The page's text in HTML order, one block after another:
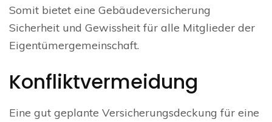
Somit bietet eine Gebäudeversicherung
Sicherheit und Gewissheit für alle Mitglieder der
Eigentümergemeinschaft.
Konfliktvermeidung
Eine gut geplante Versicherungsdeckung für eine